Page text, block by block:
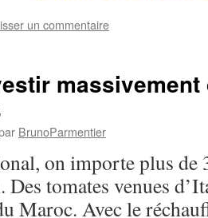
un commentaire
BrunoParmentier
on importe plus de
Des tomates venues
Maroc. Avec le